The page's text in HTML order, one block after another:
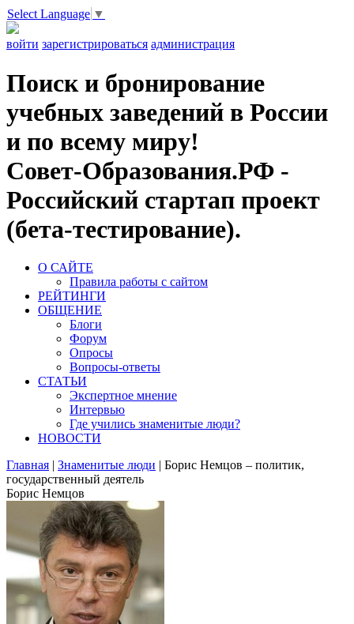
Select Language ▼
войти зарегистрироваться администрация
Поиск и бронирование
учебных заведений в России
и по всему миру!
Совет-Образования.РФ -
Российский стартап проект
(бета-тестирование).
О САЙТЕ
Правила работы с сайтом
РЕЙТИНГИ
ОБЩЕНИЕ
Блоги
Форум
Опросы
Вопросы-ответы
СТАТЬИ
Экспертное мнение
Интервью
Где учились знаменитые люди?
НОВОСТИ
Главная | Знаменитые люди | Борис Немцов – политик,
государственный деятель
Борис Немцов